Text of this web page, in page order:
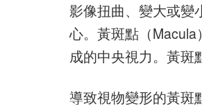
影像扭曲、變大或變
心。黃斑點（
成的中央視力。黃斑
導致視物變形的黃斑